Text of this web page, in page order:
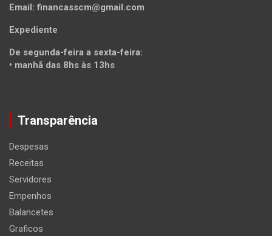
Email: financasscm@gmail.com
Expediente
De segunda-feira a sexta-feira:
• manhã das 8hs às 13hs
Transparência
Despesas
Receitas
Servidores
Empenhos
Balancetes
Graficos